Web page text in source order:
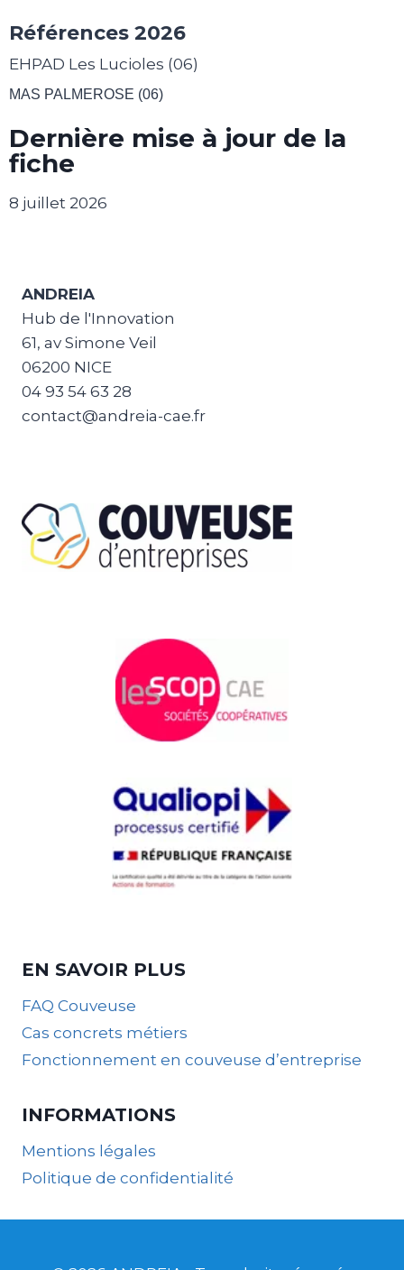
Références 2026
EHPAD Les Lucioles (06)
MAS PALMEROSE (06)
Dernière mise à jour de la
fiche
8 juillet 2026
ANDREIA
Hub de l'Innovation
61, av Simone Veil
06200 NICE
04 93 54 63 28
contact@andreia-cae.fr
EN SAVOIR PLUS
FAQ Couveuse
Cas concrets métiers
Fonctionnement en couveuse d’entreprise
INFORMATIONS
Mentions légales
Politique de confidentialité